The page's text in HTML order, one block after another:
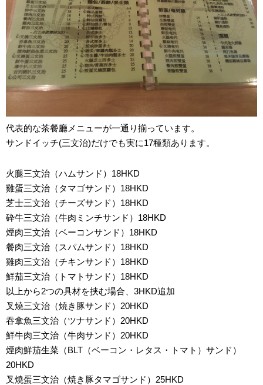
代表的な茶餐廳メニューが一通り揃っています。
サンドイッチ(三文治)だけでも実に17種類あります。
火腿三文治（ハムサンド）18HKD
雞蛋三文治（タマゴサンド）18HKD
芝士三文治（チーズサンド）18HKD
砕牛三文治（牛肉ミンチサンド）18HKD
煙肉三文治（ベーコンサンド）18HKD
餐肉三文治（スパムサンド）18HKD
雞肉三文治（チキンサンド）18HKD
鮮茄三文治（トマトサンド）18HKD
以上から2つの具材を挟む場合、3HKD追加
叉燒三文治（焼き豚サンド）20HKD
吞拿魚三文治（ツナサンド）20HKD
鮮牛肉三文治（牛肉サンド）20HKD
煙肉鮮茄生菜（BLT（ベーコン・レタス・トマト）サンド）
20HKD
叉燒蛋三文治（焼き豚タマゴサンド）25HKD